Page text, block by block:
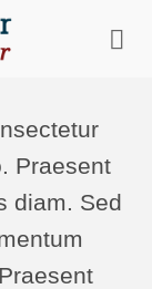
Praesent
diam. Sed